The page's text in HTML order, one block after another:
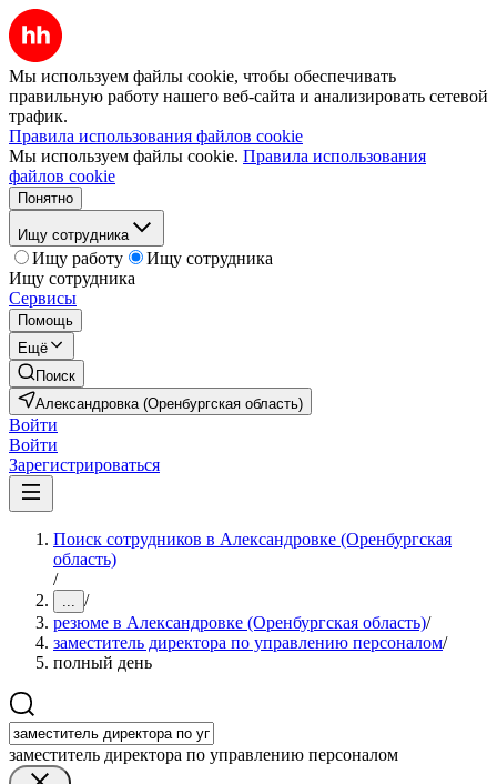
Мы используем файлы cookie, чтобы обеспечивать
правильную работу нашего веб-сайта и анализировать сетевой
трафик.
Правила использования файлов cookie
Мы используем файлы cookie. Правила использования
файлов cookie
Понятно
Ищу сотрудника
Ищу работу
Ищу сотрудника
Ищу сотрудника
Сервисы
Помощь
Ещё
Поиск
Александровка (Оренбургская область)
Войти
Войти
Зарегистрироваться
Поиск сотрудников в Александровке (Оренбургская
область)
/
... /
резюме в Александровке (Оренбургская область)/
заместитель директора по управлению персоналом/
полный день
заместитель директора по управлению персоналом